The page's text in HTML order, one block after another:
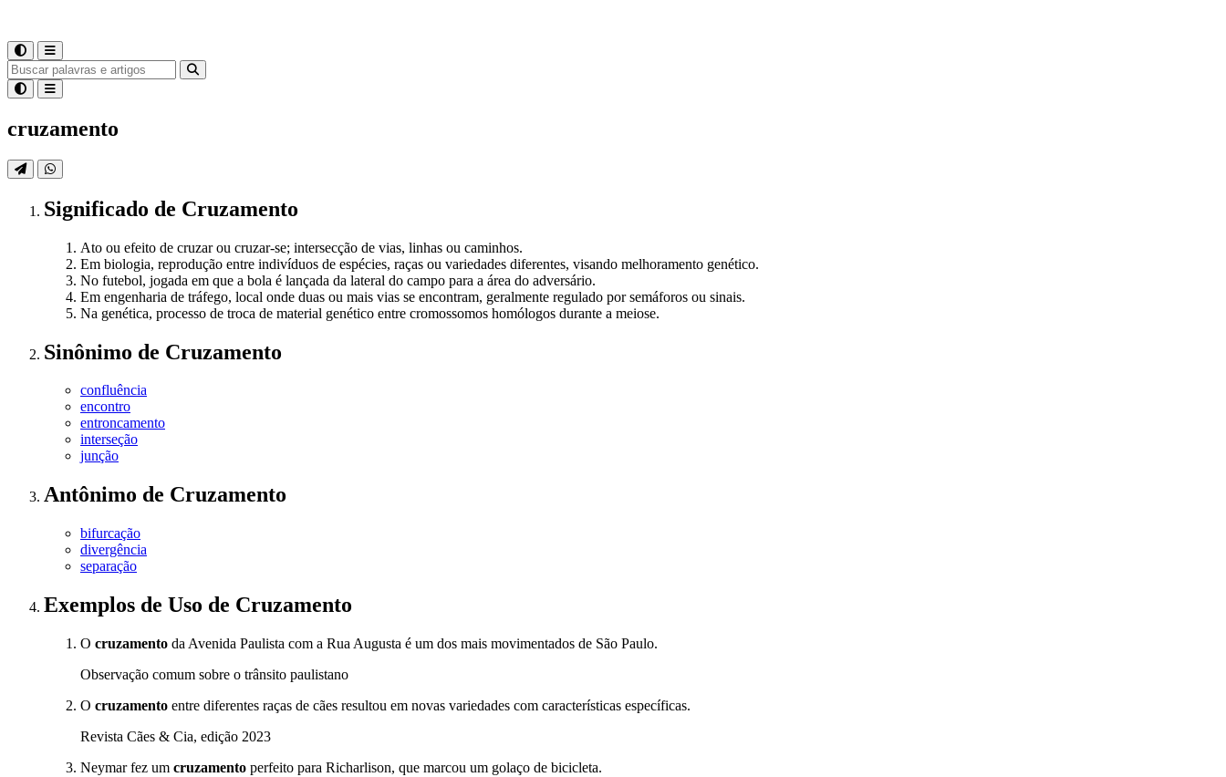
cruzamento
Significado de Cruzamento
Ato ou efeito de cruzar ou cruzar-se; intersecção de vias, linhas ou caminhos.
Em biologia, reprodução entre indivíduos de espécies, raças ou variedades diferentes, visando melhoramento genético.
No futebol, jogada em que a bola é lançada da lateral do campo para a área do adversário.
Em engenharia de tráfego, local onde duas ou mais vias se encontram, geralmente regulado por semáforos ou sinais.
Na genética, processo de troca de material genético entre cromossomos homólogos durante a meiose.
Sinônimo de Cruzamento
confluência
encontro
entroncamento
interseção
junção
Antônimo de Cruzamento
bifurcação
divergência
separação
Exemplos de Uso de Cruzamento
O cruzamento da Avenida Paulista com a Rua Augusta é um dos mais movimentados de São Paulo.
Observação comum sobre o trânsito paulistano
O cruzamento entre diferentes raças de cães resultou em novas variedades com características específicas.
Revista Cães & Cia, edição 2023
Neymar fez um cruzamento perfeito para Richarlison, que marcou um golaço de bicicleta.